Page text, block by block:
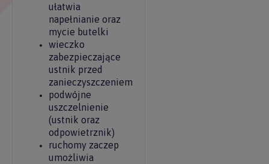
ułatwia
napełnianie oraz
mycie butelki
wieczko
zabezpieczające
ustnik przed
zanieczyszczeniem
podwójne
uszczelnienie
(ustnik oraz
odpowietrznik)
ruchomy zaczep
umożliwia